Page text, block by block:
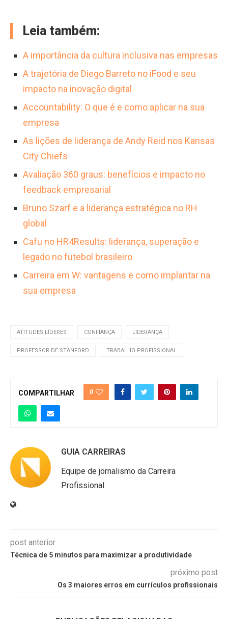
Leia também:
A importância da cultura inclusiva nas empresas
A trajetória de Diego Barreto no iFood e seu
impacto na inovação digital
Accountability: O que é e como aplicar na sua
empresa
As lições de liderança de Andy Reid nos Kansas
City Chiefs
Avaliação 360 graus: benefícios e impacto no
feedback empresarial
Bruno Szarf e a liderança estratégica no RH
global
Cafu no HR4Results: liderança, superação e
legado no futebol brasileiro
Carreira em W: vantagens e como implantar na
sua empresa
ATITUDES LÍDERES CONFIANÇA LIDERANÇA
PROFESSOR DE STANFORD TRABALHO PROFISSIONAL
COMPARTILHAR 0
GUIA CARREIRAS
Equipe de jornalismo da Carreira
Profissional
post anterior
Técnica de 5 minutos para maximizar a produtividade
próximo post
Os 3 maiores erros em currículos profissionais